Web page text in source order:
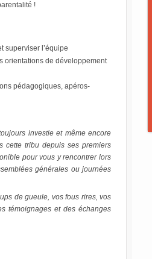
!
superviser l’équipe
orientations de développement
pédagogiques, apéros-
investie et même encore
cette tribu depuis ses premiers
pour vous y rencontrer lors
générales ou journées
de gueule, vos fous rires, vos
témoignages et des échanges